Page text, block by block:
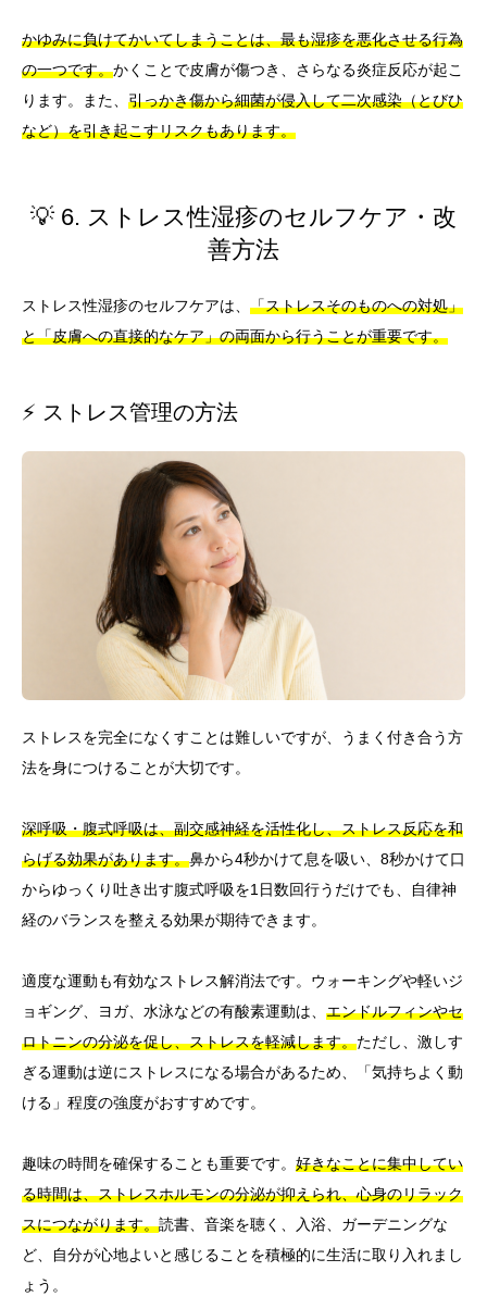
かゆみに負けてかいてしまうことは、最も湿疹を悪化させる行為
の一つです。かくことで皮膚が傷つき、さらなる炎症反応が起こ
ります。また、 引っかき傷から細菌が侵入して二次感染（とびひ
など）を引き起こすリスクもあります。
💡 6. ストレス性湿疹のセルフケア・改
善方法
ストレス性湿疹のセルフケアは、 「ストレスそのものへの対処」
と「皮膚への直接的なケア」の両面から行うことが重要です。
⚡ ストレス管理の方法
ストレスを完全になくすことは難しいですが、うまく付き合う方
法を身につけることが大切です。
深呼吸・腹式呼吸は、副交感神経を活性化し、ストレス反応を和
らげる効果があります。鼻から4秒かけて息を吸い、8秒かけて口
からゆっくり吐き出す腹式呼吸を1日数回行うだけでも、自律神
経のバランスを整える効果が期待できます。
適度な運動も有効なストレス解消法です。ウォーキングや軽いジ
ョギング、ヨガ、水泳などの有酸素運動は、 エンドルフィンやセ
ロトニンの分泌を促し、ストレスを軽減します。ただし、激しす
ぎる運動は逆にストレスになる場合があるため、「気持ちよく動
ける」程度の強度がおすすめです。
趣味の時間を確保することも重要です。 好きなことに集中してい
る時間は、ストレスホルモンの分泌が抑えられ、心身のリラック
スにつながります。読書、音楽を聴く、入浴、ガーデニングな
ど、自分が心地よいと感じることを積極的に生活に取り入れまし
ょう。